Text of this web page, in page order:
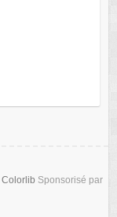
Colorlib Sponsorisé par